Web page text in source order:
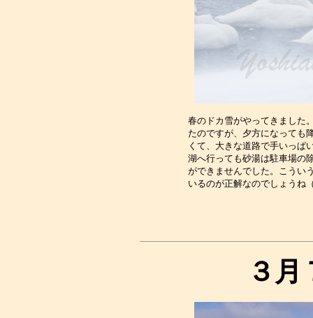
春のドカ雪がやってきました
たのですが、夕方になっても
くて、大きな道路で手いっぱ
湖へ行っても砂湯は駐車場の
ができませんでした。こうい
３月